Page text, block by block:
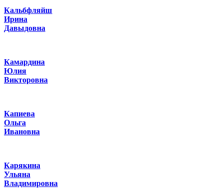
Кальбфляйш
Ирина
Давыдовна
Камардина
Юлия
Викторовна
Капиева
Ольга
Ивановна
Карякина
Ульяна
Владимировна